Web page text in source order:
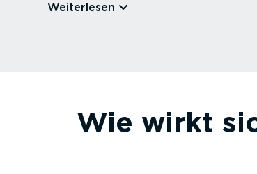
Weiterlesen
Wie wirkt